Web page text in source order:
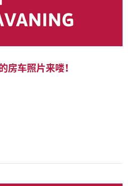
房车照片来喽！